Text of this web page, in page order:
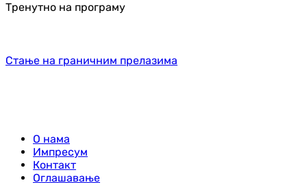
Тренутно на програму
Стање на граничним прелазима
О нама
Импресум
Контакт
Оглашавање